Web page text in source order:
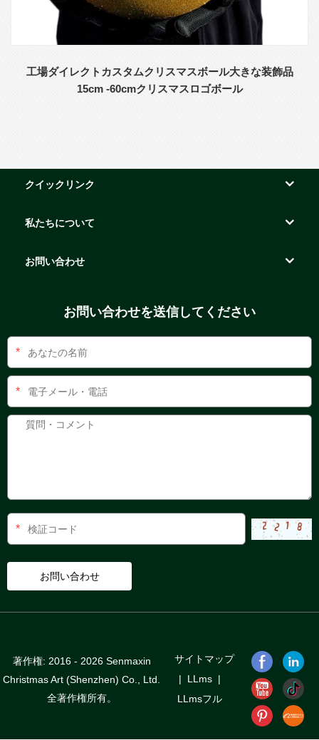
工場ダイレクトカスタムクリスマスボール大きな装飾品
15cm -60cmクリスマスロゴボール
クイックリンク
私たちについて
お問い合わせ
お問い合わせを送信してください
*
*
*
著作権: 2016 - 2026 Senmaxin
Christmas Art (Shenzhen) Co., Ltd.
全著作権所有。
サイトマップ
| LLms |
LLmsフル